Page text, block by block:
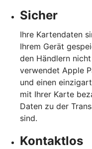
Sicher
Ihre Kartendaten
Ihrem Gerät
den Händlern
verwendet Apple
und einen
mit Ihrer Karte
Daten zu der
sind.
Kontaktlos